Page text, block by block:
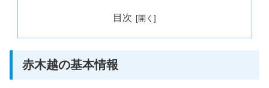
目次
赤木越の基本情報